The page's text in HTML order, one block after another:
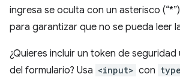
ingresa se oculta con un asterisco
para garantizar que no se pueda leer
¿Quieres incluir un token de
del formulario? Usa <input> con